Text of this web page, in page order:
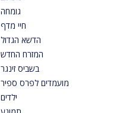
גומחה
חיי מדף
הדשא הגדול
המזרח החדש
בשביס זינגר
מועמדים לפרס ספיר
ילדים